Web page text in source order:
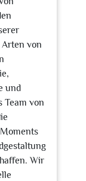
von
und
Team von
Wir